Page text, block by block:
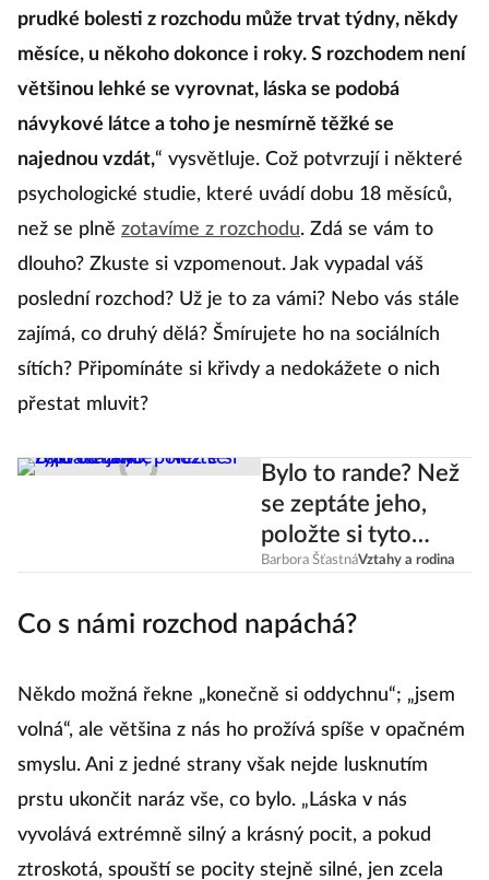
prudké bolesti z rozchodu může trvat týdny, někdy
měsíce, u někoho dokonce i roky. S rozchodem není
většinou lehké se vyrovnat, láska se podobá
návykové látce a toho je nesmírně těžké se
najednou vzdát,“ vysvětluje. Což potvrzují i některé
psychologické studie, které uvádí dobu 18 měsíců,
než se plně zotavíme z rozchodu. Zdá se vám to
dlouho? Zkuste si vzpomenout. Jak vypadal váš
poslední rozchod? Už je to za vámi? Nebo vás stále
zajímá, co druhý dělá? Šmírujete ho na sociálních
sítích? Připomínáte si křivdy a nedokážete o nich
přestat mluvit?
Bylo to rande? Než
se zeptáte jeho,
položte si tyto
otázky!
Barbora ŠťastnáVztahy a rodina
Co s námi rozchod napáchá?
Někdo možná řekne „konečně si oddychnu“; „jsem
volná“, ale většina z nás ho prožívá spíše v opačném
smyslu. Ani z jedné strany však nejde lusknutím
prstu ukončit naráz vše, co bylo. „Láska v nás
vyvolává extrémně silný a krásný pocit, a pokud
ztroskotá, spouští se pocity stejně silné, jen zcela